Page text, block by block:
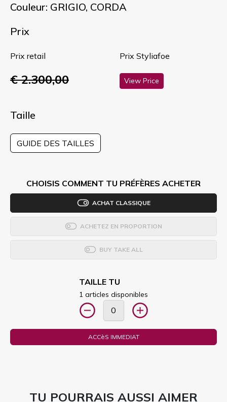
Couleur: GRIGIO, CORDA
Prix
Prix retail
€ 2.300,00
Prix Styliafoe
View Price
Taille
GUIDE DES TAILLES
CHOISIS COMMENT TU PRÉFÈRES ACHETER
ACHAT CLASSIQUE
ACHETEZ EN PROPORTION
BUY TAKE ALL
TAILLE TU
1 articles disponibles
ACCèS IMMEDIAT
TU POURRAIS AUSSI AIMER